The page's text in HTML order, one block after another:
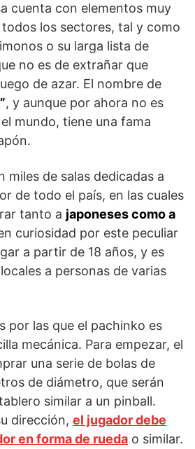
cuenta con elementos muy
los sectores, tal y como
o su larga lista de
no es de extrañar que
de azar. El nombre de
, y aunque por ahora no es
mundo, tiene una fama
miles de salas dedicadas a
de todo el país, en las cuales
tanto a japoneses como a
curiosidad por este peculiar
a partir de 18 años, y es
a personas de varias
por las que el pachinko es
mecánica. Para empezar, el
una serie de bolas de
de diámetro, que serán
similar a un pinball.
dirección, el jugador debe
en forma de rueda o similar.